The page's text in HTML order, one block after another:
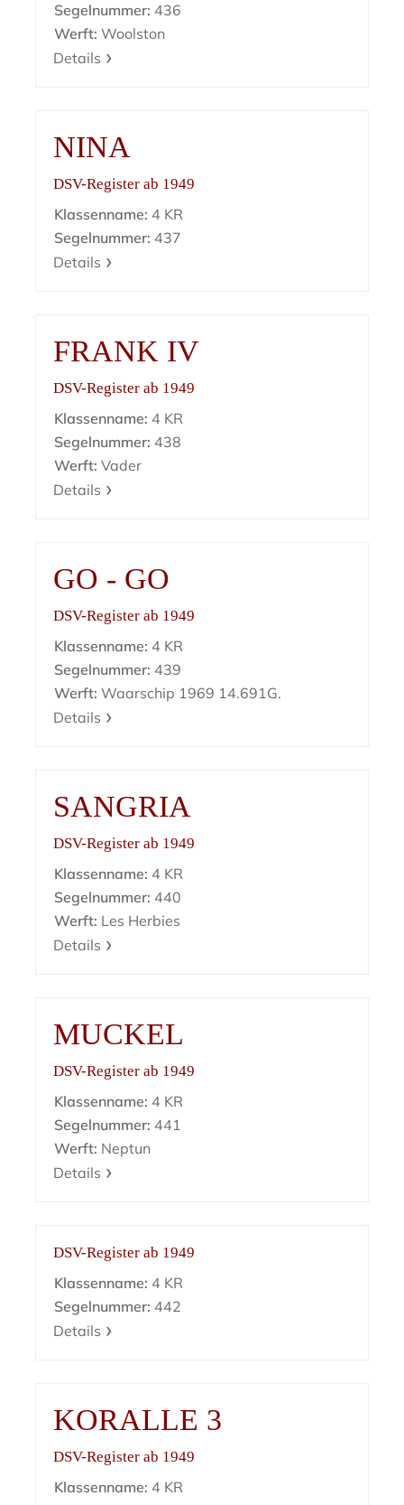
Segelnummer: 436
Werft: Woolston
Details
NINA
DSV-Register ab 1949
Klassenname: 4 KR
Segelnummer: 437
Details
FRANK IV
DSV-Register ab 1949
Klassenname: 4 KR
Segelnummer: 438
Werft: Vader
Details
GO - GO
DSV-Register ab 1949
Klassenname: 4 KR
Segelnummer: 439
Werft: Waarschip 1969 14.691G.
Details
SANGRIA
DSV-Register ab 1949
Klassenname: 4 KR
Segelnummer: 440
Werft: Les Herbies
Details
MUCKEL
DSV-Register ab 1949
Klassenname: 4 KR
Segelnummer: 441
Werft: Neptun
Details
DSV-Register ab 1949
Klassenname: 4 KR
Segelnummer: 442
Details
KORALLE 3
DSV-Register ab 1949
Klassenname: 4 KR